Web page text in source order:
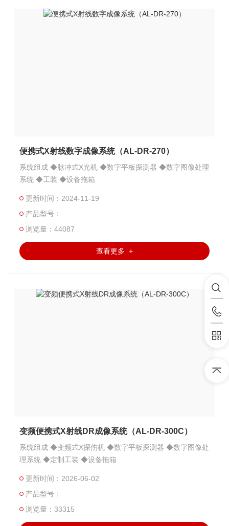
便携式X射线数字成像系统（AL-DR-270）
系统组成 ◆脉冲式X光机 ◆数字平板探测器 ◆数字图像处理
系统 ◆工装 ◆设备拖箱
更新时间：2024-11-19
产品型号：
浏览量：44087
查看更多 +
变频便携式X射线DR成像系统（AL-DR-300C）
系统组成 ◆变频式X探伤机 ◆数字平板探测器 ◆数字图像处
理系统 ◆定制工装 ◆设备拖箱
更新时间：2026-06-02
产品型号：
浏览量：33315